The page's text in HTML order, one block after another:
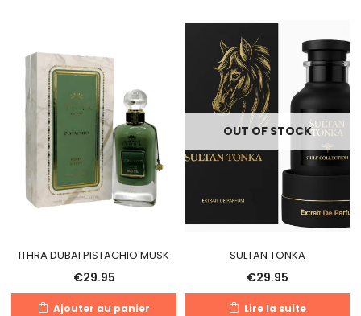
ITHRA DUBAI PISTACHIO MUSK
€29.95
Ajouter au panier
OUT OF STOCK
SULTAN TONKA
€29.95
Lire la suite